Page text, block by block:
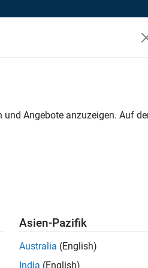
Software Process Engineering
. Wenn Sie noch immer keine
unseres
Standort, um alle
Angebote anzuzeigen. Auf
Asien-Pazifik
Australia (English)
India (English)